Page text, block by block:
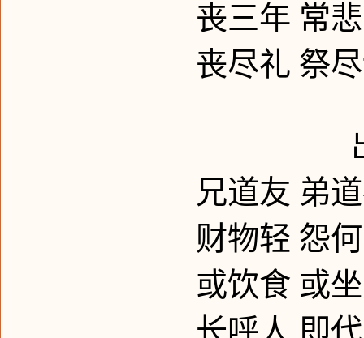
丧三年 常
丧尽礼 祭
兄道友 弟
财物轻 怨
或饮食 或